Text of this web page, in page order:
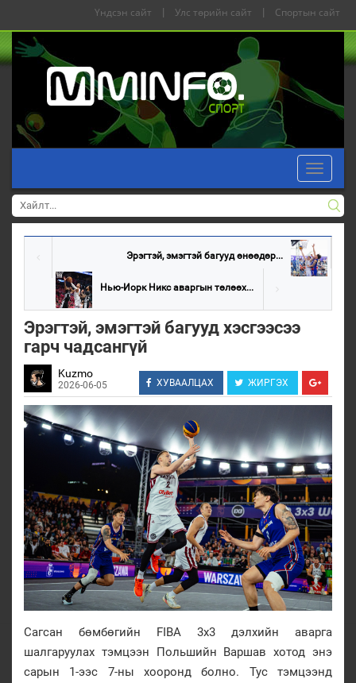
Үндсэн сайт | Улс төрийн сайт | Спортын сайт
Toggle
Эрэгтэй, эмэгтэй багууд өнөөдөр...
Нью-Иорк Никс аваргын төлөөх...
Эрэгтэй, эмэгтэй багууд хэсгээсээ
гарч чадсангүй
Kuzmo
2026-06-05 ХУВААЛЦАХ ЖИРГЭХ
Сагсан бөмбөгийн FIBA 3x3 дэлхийн аварга
шалгаруулах тэмцээн Польшийн Варшав хотод энэ
сарын 1-ээс 7-ны хооронд болно. Тус тэмцээнд